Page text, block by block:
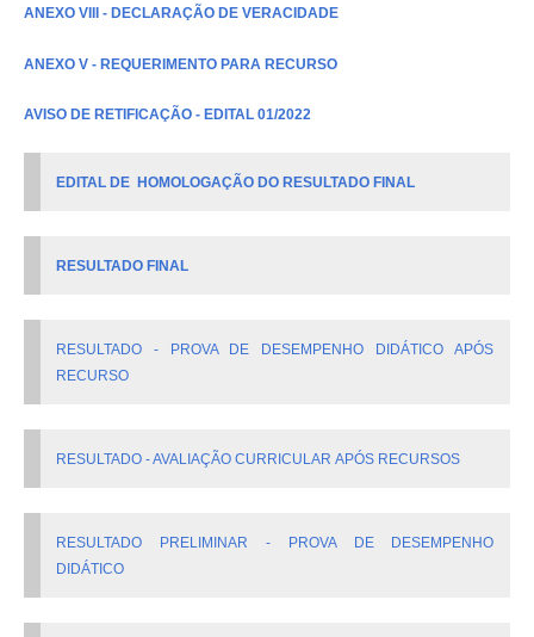
ANEXO VIII - DECLARAÇÃO DE VERACIDADE
ANEXO V - REQUERIMENTO PARA RECURSO
AVISO DE RETIFICAÇÃO - EDITAL 01/2022
EDITAL DE HOMOLOGAÇÃO DO RESULTADO FINAL
RESULTADO FINAL
RESULTADO - PROVA DE DESEMPENHO DIDÁTICO APÓS
RECURSO
RESULTADO - AVALIAÇÃO CURRICULAR APÓS RECURSOS
RESULTADO PRELIMINAR - PROVA DE DESEMPENHO
DIDÁTICO